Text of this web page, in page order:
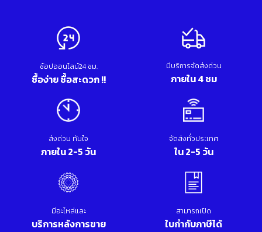
ช้อปออนไลน์24 ชม.
ซื้อง่าย ซื้อสะดวก !!
มีบริการจัดส่งด่วน
ภายใน 4 ชม
ส่งด่วน ทันใจ
ภายใน 2-5 วัน
จัดส่งทั่วประเทศ
ใน 2-5 วัน
มีอะไหล่และ
บริการหลังการขาย
สามารถเปิด
ใบกำกับภาษีได้